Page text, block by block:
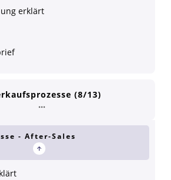
erklärt
(8/13)
- After-Sales